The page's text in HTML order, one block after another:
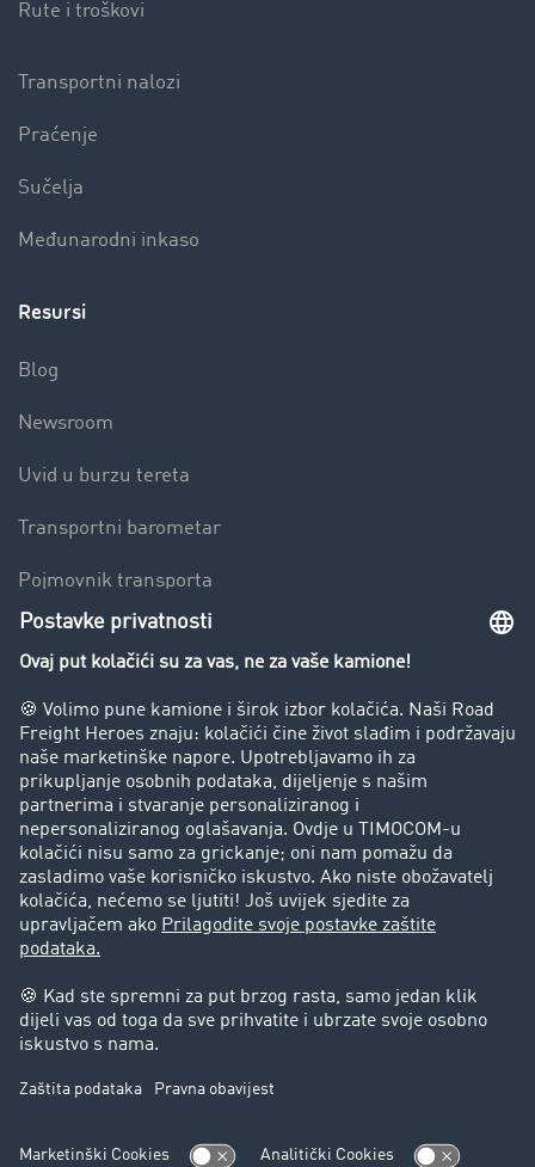
Rute i troškovi
Transportni nalozi
Praćenje
Sučelja
Međunarodni inkaso
Resursi
Blog
Newsroom
Uvid u burzu tereta
Transportni barometar
Pojmovnik transporta
Zabrana vožnje za kamione
Poduzeće
Priče o uspjehu
Stranke preporučuju stranku
Pravna pitanja
Impresum
Zaštita podataka
Kolačić-Postavke
Podrška